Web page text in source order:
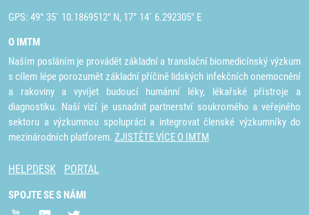
GPS: 49° 35´ 10.1869512" N, 17° 14´ 6.292305" E
O IMTM
Naším posláním je provádět základní a translační biomedicínský výzkum
s cílem lépe porozumět základní příčině lidských infekčních onemocnění
a rakoviny a vyvíjet budoucí humánní léky, lékařské přístroje a
diagnostiku. Naší vizí je usnadnit partnerství soukromého a veřejného
sektoru a výzkumnou spolupráci a integrovat členské výzkumníky do
mezinárodních platforem. ZJISTĚTE VÍCE O IMTM
HELPDESK PORTAL
SPOJTE SE S NÁMI